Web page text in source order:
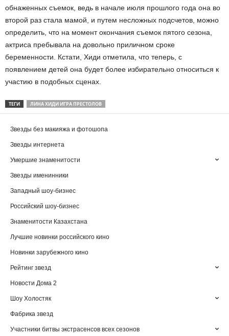
обнаженных съемок, ведь в начале июля прошлого года она во
второй раз стала мамой, и путем несложных подсчетов, можно
определить, что на момент окончания съемок пятого сезона,
актриса пребывала на довольно приличном сроке
беременности. Кстати, Хиди отметила, что теперь, с
появлением детей она будет более избирательно относиться к
участию в подобных сценах.
ТЕГИ ЛИНА ХИДИ ИГРА ПРЕСТОЛОВ
Звезды без макияжа и фотошопа
Звезды интернета
Умершие знаменитости
Звезды именинники
Западный шоу-бизнес
Российский шоу-бизнес
Знаменитости Казахстана
Лучшие новинки российского кино
Новинки зарубежного кино
Рейтинг звезд
Новости Дома 2
Шоу Холостяк
Фабрика звезд
Участники битвы экстрасенсов всех сезонов